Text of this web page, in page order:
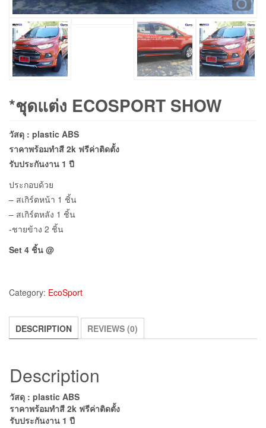
*ชุดแต่ง ECOSPORT SHOW
วัสดุ : plastic ABS
ราคาพร้อมทำสี 2k ฟรีค่าติดตั้ง
รับประกันงาน 1 ปี
ประกอบด้วย
– สเกิร์ตหน้า 1 ชิ้น
– สเกิร์ตหลัง 1 ชิ้น
-ชายข้าง 2 ชิ้น
Set 4 ชิ้น @
Category: EcoSport
DESCRIPTION REVIEWS (0)
Description
วัสดุ : plastic ABS
ราคาพร้อมทำสี 2k ฟรีค่าติดตั้ง
รับประกันงาน 1 ปี